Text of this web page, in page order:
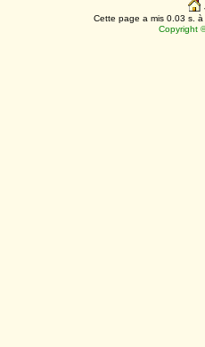
Cette page a mis 0.03 s.
Copyright